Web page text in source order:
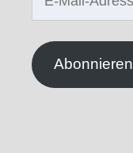
Abonnieren